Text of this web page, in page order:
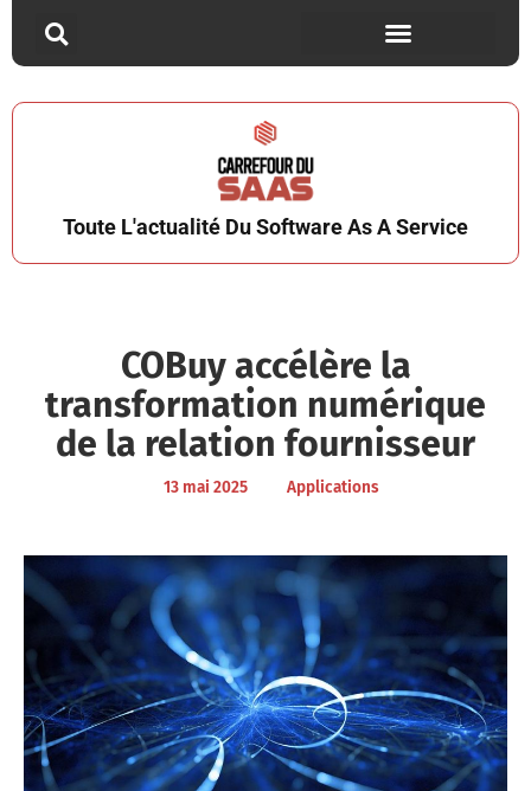
Toute L'actualité Du Software As A Service
COBuy accélère la
transformation numérique
de la relation fournisseur
13 mai 2025 Applications